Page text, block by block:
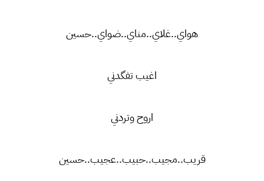
هواي..غلاي..مناي..ضواي..حسين
اغيب تفگدني
اروح وتردني
قريب..مجيب..حبيب..عجيب..حسين